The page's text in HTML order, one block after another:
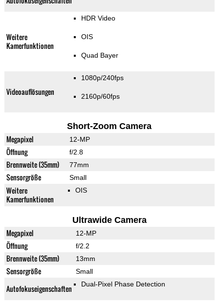
Weitere
Kamerfunktionen
HDR Video
OIS
Quad Bayer
Videoauflösungen
1080p/240fps
2160p/60fps
Short-Zoom Camera
Megapixel 12-MP
Öffnung f/2.8
Brennweite (35mm) 77mm
Sensorgröße Small
Weitere
Kamerfunktionen
OIS
Ultrawide Camera
Megapixel 12-MP
Öffnung f/2.2
Brennweite (35mm) 13mm
Sensorgröße Small
Autofokuseigenschaften Dual-Pixel Phase Detection